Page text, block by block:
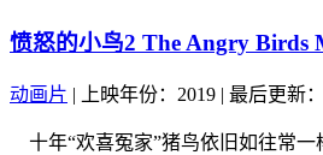
愤怒的小鸟2 The Angry Birds
动画片 | 上映年份：2019 | 最后更新
十年“欢喜冤家”猪鸟依旧如往常一